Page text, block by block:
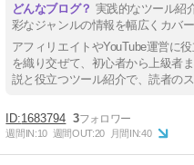
実践的なツール紹
彩なジャンルの情報を幅広くカバー
アフィリエイトやYouTube運営に
を織り交ぜて、初心者から上級者
説と役立つツール紹介で、読者の
1683794 3
週間IN:10 週間OUT:20 月間IN:40